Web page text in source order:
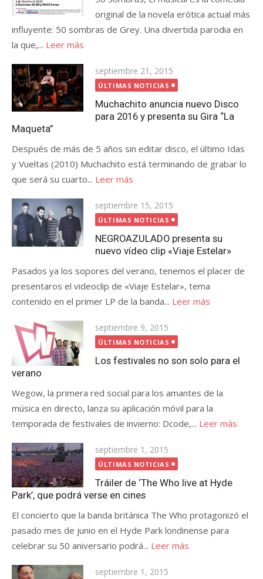
original de la novela erótica actual más
influyente: 50 sombras de Grey. Una divertida parodia en
la que,... Leer más
Publicada
el
septiembre 21, 2015
ÚLTIMAS NOTICIAS
Muchachito anuncia nuevo Disco
para 2016 y presenta su Gira “La
Maqueta”
Después de más de 5 años sin editar disco, el último Idas
y Vueltas (2010) Muchachito está terminando de grabar lo
que será su cuarto... Leer más
Publicada
el
septiembre 15, 2015
ÚLTIMAS NOTICIAS
NEGROAZULADO presenta su
nuevo vídeo clip «Viaje Estelar»
Pasados ya los sopores del verano, tenemos el placer de
presentaros el videoclip de «Viaje Estelar», tema
contenido en el primer LP de la banda... Leer más
Publicada
el
septiembre 9, 2015
ÚLTIMAS NOTICIAS
Los festivales no son solo para el
verano
Wegow, la primera red social para los amantes de la
música en directo, lanza su aplicación móvil para la
temporada de festivales de invierno: Dcode,... Leer más
Publicada
el
septiembre 1, 2015
ÚLTIMAS NOTICIAS
Tráiler de ‘The Who live at Hyde
Park’, que podrá verse en cines
El concierto que la banda británica The Who protagonizó el
pasado mes de junio en el Hyde Park londinense para
celebrar su 50 aniversario podrá... Leer más
Publicada
septiembre 1, 2015